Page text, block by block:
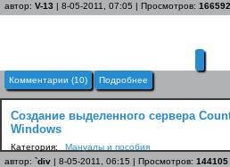
автор: V-13 | 8-05-2011, 07:05 | Просмотров: 166592
Комментарии (10) Подробнее
Создание выделенного сервера
Windows
Категория:
Мануалы и пособия
автор: `div | 8-05-2011, 06:15 | Просмотров: 144105